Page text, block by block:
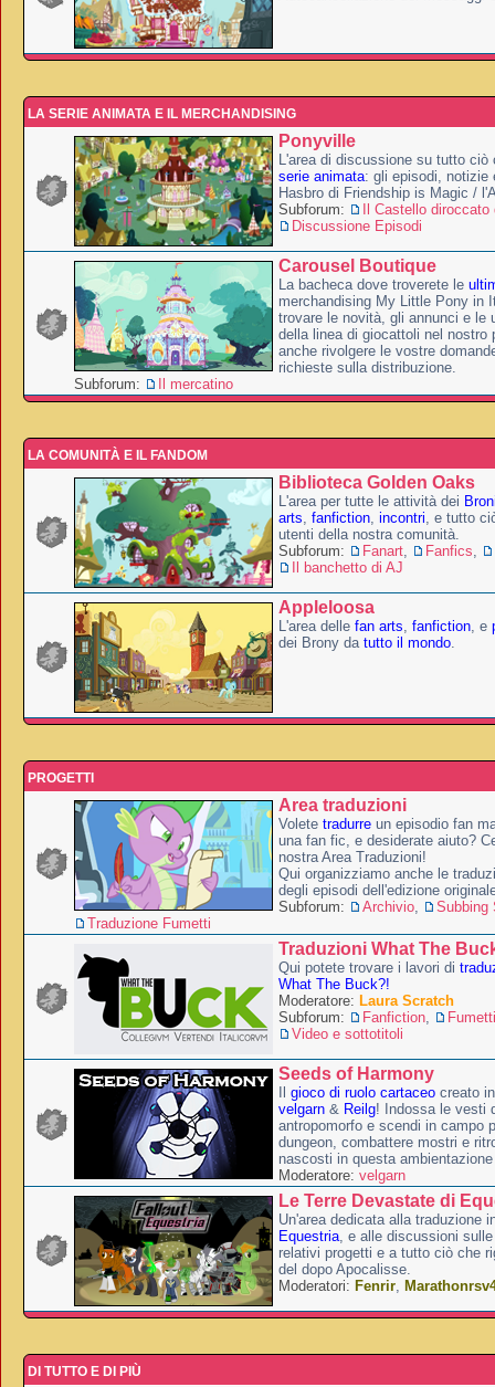
LA SERIE ANIMATA E IL MERCHANDISING
Ponyville
L'area di discussione su tutto ciò
serie animata: gli episodi, notizie
Hasbro di Friendship is Magic /
Subforum:
Il Castello
Discussione Episodi
Carousel Boutique
La bacheca dove troverete le
merchandising My Little Pony in
trovare le novità, gli annunci e le
della linea di giocattoli nel nostro
anche rivolgere le vostre
richieste sulla distribuzione.
Subforum:
Il mercatino
LA COMUNITÀ E IL FANDOM
Biblioteca Golden Oaks
L'area per tutte le attività dei
arts, fanfiction, incontri, e tutto
utenti della nostra comunità.
Subforum:
Fanart, Fanfics,
Il banchetto di AJ
Appleloosa
L'area delle fan arts, fanfiction, e
dei Brony da tutto il mondo.
PROGETTI
Area traduzioni
Volete tradurre un episodio fan
una fan fic, e desiderate aiuto?
nostra Area Traduzioni!
Qui organizziamo anche le
degli episodi dell'edizione
Subforum:
Archivio,
Subbing
Traduzione Fumetti
Traduzioni What The
Qui potete trovare i lavori di
What The Buck?!
Moderatore: Laura Scratch
Subforum:
Fanfiction,
Fumetti
Video e sottotitoli
Seeds of Harmony
gioco di ruolo cartaceo creato
velgarn & Reilg! Indossa le vesti
antropomorfo e scendi in campo
dungeon, combattere mostri e
nascosti in questa
Moderatore: velgarn
Le Terre Devastate di
Un'area dedicata alla traduzione
Equestria, e alle discussioni
relativi progetti e a tutto ciò che
del dopo Apocalisse.
Moderatori: Fenrir,
DI TUTTO E DI PIÙ